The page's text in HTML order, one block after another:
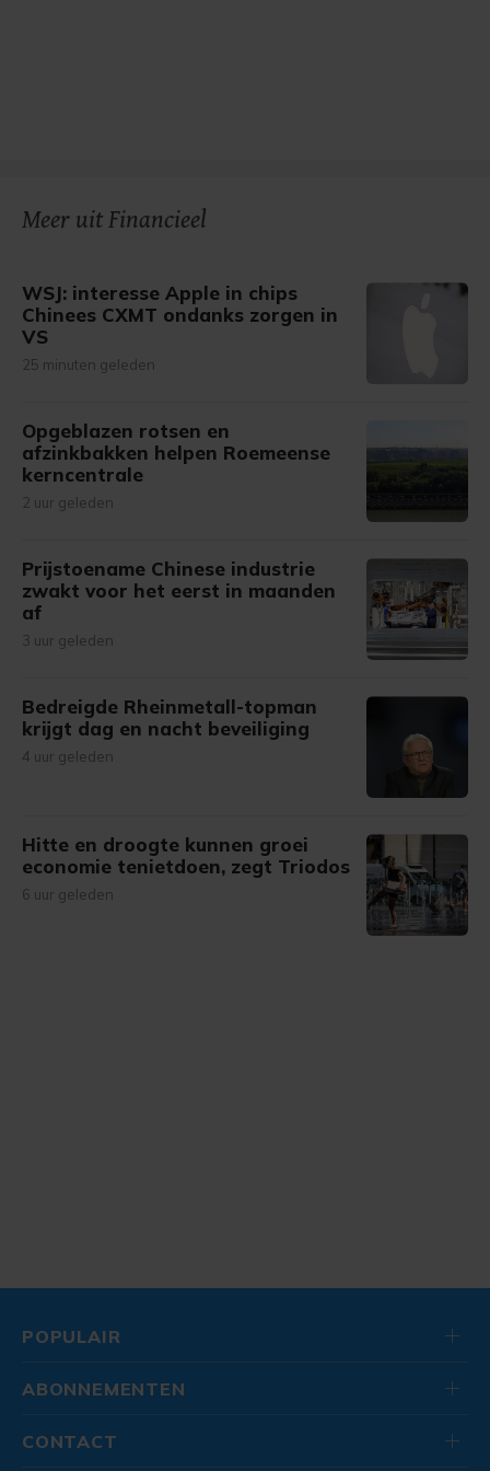
Meer uit Financieel
WSJ: interesse Apple in chips
Chinees CXMT ondanks zorgen in
VS
25 minuten geleden
Opgeblazen rotsen en
afzinkbakken helpen Roemeense
kerncentrale
2 uur geleden
Prijstoename Chinese industrie
zwakt voor het eerst in maanden
af
3 uur geleden
Bedreigde Rheinmetall-topman
krijgt dag en nacht beveiliging
4 uur geleden
Hitte en droogte kunnen groei
economie tenietdoen, zegt Triodos
6 uur geleden
POPULAIR
ABONNEMENTEN
CONTACT